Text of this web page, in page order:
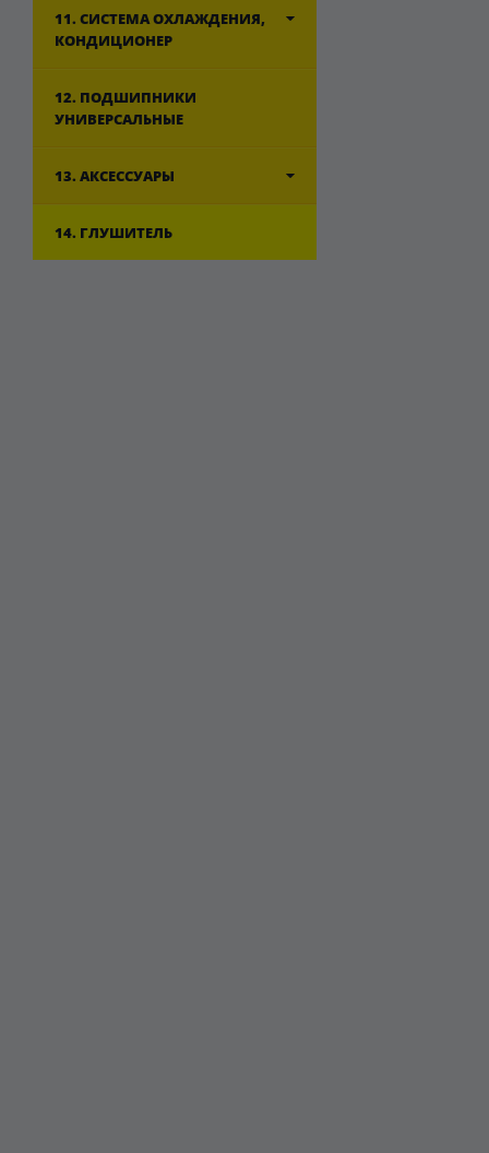
11. СИСТЕМА ОХЛАЖДЕНИЯ,
КОНДИЦИОНЕР
12. ПОДШИПНИКИ
УНИВЕРСАЛЬНЫЕ
13. АКСЕССУАРЫ
14. ГЛУШИТЕЛЬ